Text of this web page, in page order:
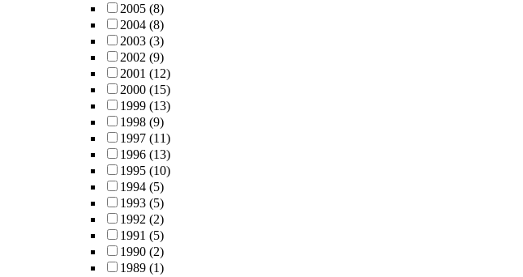
2005 (8)
2004 (8)
2003 (3)
2002 (9)
2001 (12)
2000 (15)
1999 (13)
1998 (9)
1997 (11)
1996 (13)
1995 (10)
1994 (5)
1993 (5)
1992 (2)
1991 (5)
1990 (2)
1989 (1)